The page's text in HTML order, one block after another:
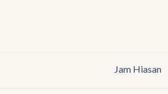
Jam Hiasan